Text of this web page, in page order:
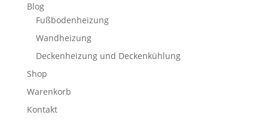
Blog
Fußbodenheizung
Wandheizung
Deckenheizung und Deckenkühlung
Shop
Warenkorb
Kontakt